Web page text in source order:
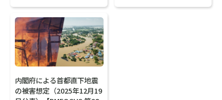
内閣府による首都直下地震
の被害想定（2025年12月19